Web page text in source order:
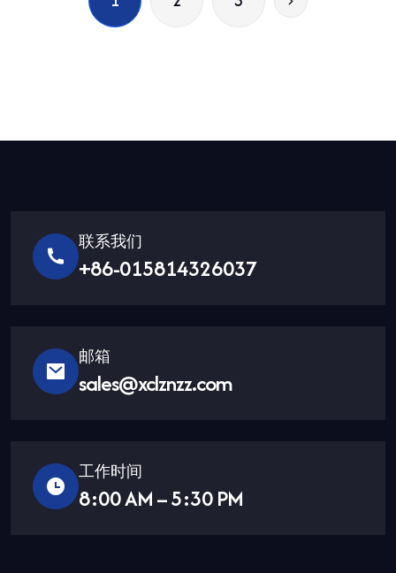
联系我们
+86-015814326037
邮箱
sales@xclznzz.com
工作时间
8:00 AM – 5:30 PM